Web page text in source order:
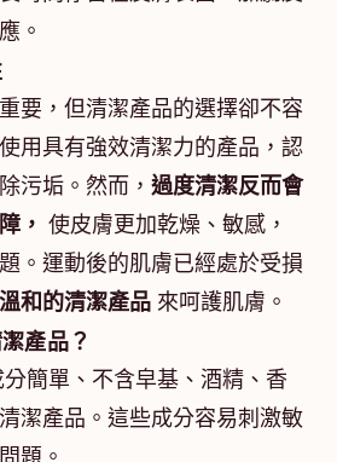
。
要，但清潔產品的選擇卻不容
用具有強效清潔力的產品，認
污垢。然而， 過度清潔反而會
， 使皮膚更加乾燥、敏感，
。運動後的肌膚已經處於受損
溫和的清潔產品 來呵護肌膚。
產品？
簡單、不含皁基、酒精、香
潔產品。這些成分容易刺激敏